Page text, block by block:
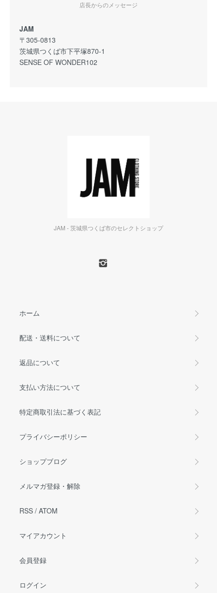
店長からのメッセージ
JAM
〒305-0813
茨城県つくば市下平塚870-1
SENSE OF WONDER102
JAM - 茨城県つくば市のセレクトショップ
ホーム
配送・送料について
返品について
支払い方法について
特定商取引法に基づく表記
プライバシーポリシー
ショップブログ
メルマガ登録・解除
RSS / ATOM
マイアカウント
会員登録
ログイン